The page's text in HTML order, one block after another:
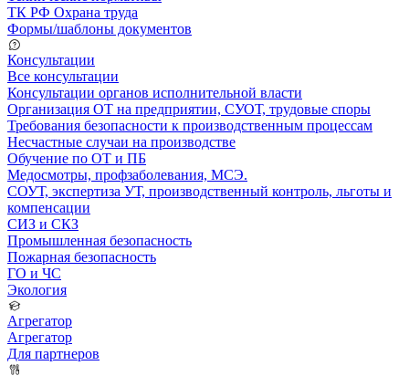
ТК РФ Охрана труда
Формы/шаблоны документов
Консультации
Все консультации
Консультации органов исполнительной власти
Организация ОТ на предприятии, СУОТ, трудовые споры
Требования безопасности к производственным процессам
Несчастные случаи на производстве
Обучение по ОТ и ПБ
Медосмотры, профзаболевания, МСЭ.
СОУТ, экспертиза УТ, производственный контроль, льготы и
компенсации
СИЗ и СКЗ
Промышленная безопасность
Пожарная безопасность
ГО и ЧС
Экология
Агрегатор
Агрегатор
Для партнеров